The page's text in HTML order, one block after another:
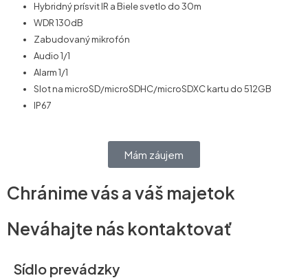
Hybridný prísvit IR a Biele svetlo do 30m
WDR 130dB
Zabudovaný mikrofón
Audio 1/1
Alarm 1/1
Slot na microSD/microSDHC/microSDXC kartu do 512GB
IP67
Mám záujem
Chránime vás a váš majetok
Neváhajte nás kontaktovať
Sídlo prevádzky